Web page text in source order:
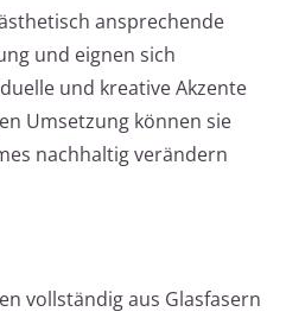
ansprechende
und eignen sich
und kreative Akzente
Umsetzung können sie
nachhaltig verändern
vollständig aus Glasfasern